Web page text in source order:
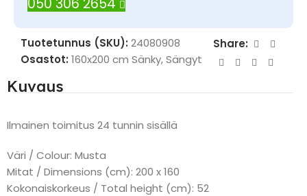
Tuotetunnus (SKU): 24080908
Osastot: 160x200 cm Sänky,Sängyt
Share:
Kuvaus
Ilmainen toimitus 24 tunnin sisällä
Väri / Colour: Musta
Mitat / Dimensions (cm): 200 x 160
Kokonaiskorkeus / Total height (cm): 52